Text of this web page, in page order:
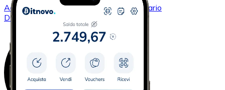
AcquistareDogecoincon bonifico bancario
DOGE